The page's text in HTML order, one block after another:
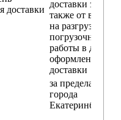
доставки
доставки
также от
на разгрузо-
погрузочные
работы в день
оформления
доставки
за пределами
города
Екатеринбург